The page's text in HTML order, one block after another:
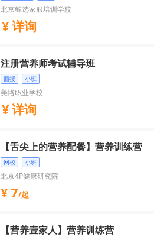
北京鲸选家服培训学校
详询
注册营养师考试辅导班
面授 小班
美恪职业学校
详询
【舌尖上的营养配餐】营养训练营
网校 小班
北京4P健康研究院
7/起
【营养壹家人】营养训练营